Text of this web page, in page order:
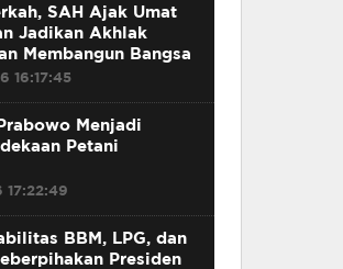
SAH Ajak Umat
Jadikan Akhlak
Membangun Bangsa
16:17:45
Menjadi
Petani
BBM, LPG, dan
Presiden